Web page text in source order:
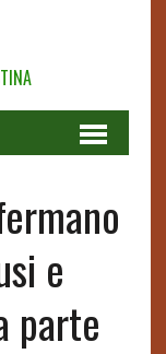
e
parte